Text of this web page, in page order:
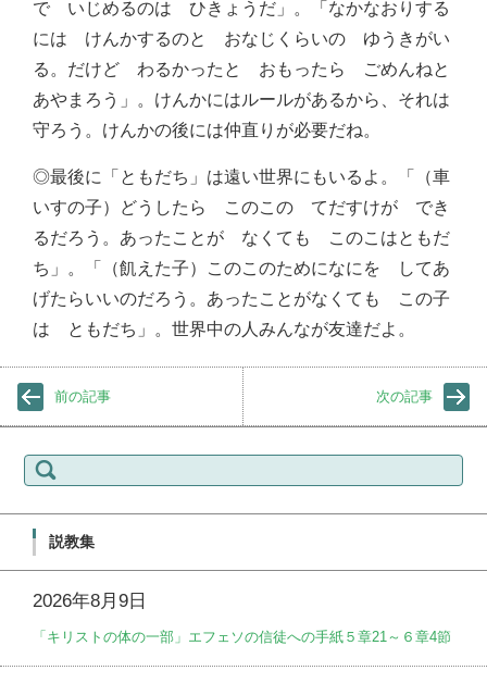
で いじめるのは ひきょうだ」。「なかなおりする
には けんかするのと おなじくらいの ゆうきがい
る。だけど わるかったと おもったら ごめんねと
あやまろう」。けんかにはルールがあるから、それは
守ろう。けんかの後には仲直りが必要だね。
◎最後に「ともだち」は遠い世界にもいるよ。「（車
いすの子）どうしたら このこの てだすけが でき
るだろう。あったことが なくても このこはともだ
ち」。「（飢えた子）このこのためになにを してあ
げたらいいのだろう。あったことがなくても この子
は ともだち」。世界中の人みんなが友達だよ。
前の記事 次の記事
索:
説教集
2026年8月9日
「キリストの体の一部」エフェソの信徒への手紙５章21～６章4節